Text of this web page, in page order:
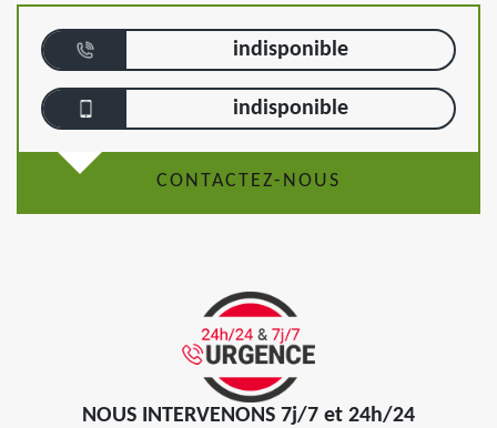
indisponible
indisponible
CONTACTEZ-NOUS
NOUS INTERVENONS 7j/7 et 24h/24